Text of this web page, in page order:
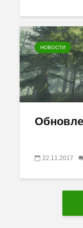
НОВОСТИ
22.11.2017